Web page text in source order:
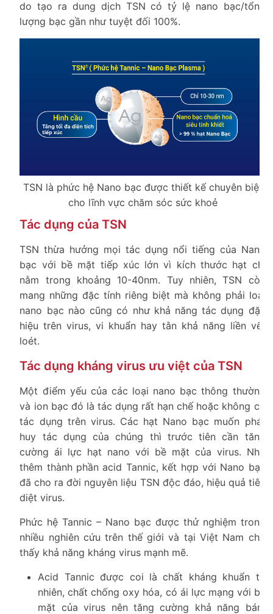
do tạo ra dung dịch TSN có tỷ lệ nano bạc/tổng
lượng bạc gần như tuyệt đối 100%.
TSN là phức hệ Nano bạc được thiết kế chuyên biệt
cho lĩnh vực chăm sóc sức khoẻ
Tác dụng của TSN
TSN thừa hưởng mọi tác dụng nổi tiếng của Nano
bạc với bề mặt tiếp xúc lớn vì kích thước hạt chỉ
nằm trong khoảng 10-40nm. Tuy nhiên, TSN còn
mang những đặc tính riêng biệt mà không phải loại
nano bạc nào cũng có như khả năng tác dụng đặc
hiệu trên virus, vi khuẩn hay tằn khả năng liền vết
loét.
Tác dụng kháng virus ưu việt của TSN
Một điểm yếu của các loại nano bạc thông thường
và ion bạc đó là tác dụng rất hạn chế hoặc không có
tác dụng trên virus. Các hạt Nano bạc muốn phát
huy tác dụng của chúng thì trước tiên cần tăng
cường ái lực hạt nano với bề mặt của virus. Nhờ
thêm thành phần acid Tannic, kết hợp với Nano bạc
đã cho ra đời nguyên liệu TSN độc đáo, hiệu quả tiêu
diệt virus.
Phức hệ Tannic – Nano bạc được thử nghiệm trong
nhiều nghiên cứu trên thế giới và tại Việt Nam cho
thấy khả năng kháng virus mạnh mẽ.
Acid Tannic được coi là chất kháng khuẩn tự
nhiên, chất chống oxy hóa, có ái lực mạng với bề
mặt của virus nên tăng cường khả năng bám